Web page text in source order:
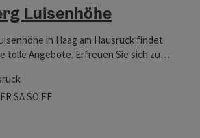
Luisenhöhe
in Haag am Hausruck findet
tolle Angebote. Erfreuen Sie sich zum
geöffnet
geöffnet
Donnerstag geöffnet
FR Freitag geöffnet
SASamstag geöffnet
SO Sonntag geöffnet
FEFeiertag geöffnet